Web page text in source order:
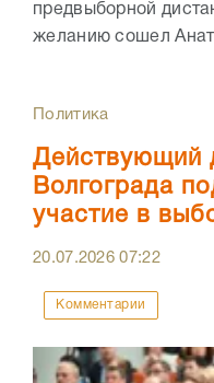
предвыборной
желанию сошел
Политика
Действующий
Волгограда
участие в
20.07.202607:22
Комментарии